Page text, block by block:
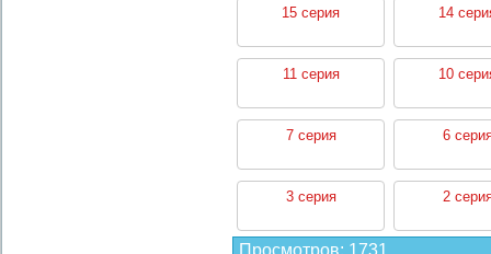
15 серия 14
11 серия 10
7 серия 6
3 серия 2
Просмотров: 1731